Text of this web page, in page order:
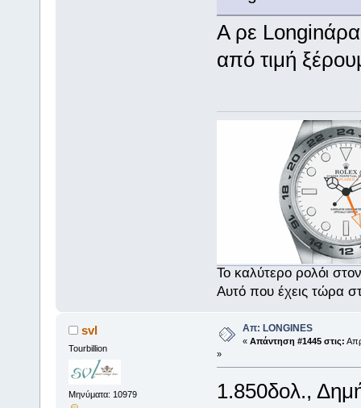
Α ρε
από τιμή
Το καλύτερο ρολόι
Αυτό που έχεις τώρα
svl
Tourbillion
Μηνύματα: 10979
Απ: LONGINES
« Απάντηση #1445 στις:
»
1.850δολ.,